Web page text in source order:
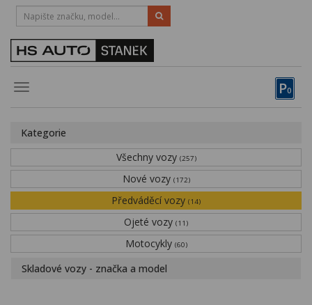
P0
Toggle
HOTLINE:
STRAKONICE-383 335 366
Obytné vozy
Financování
Novinky
Kategorie
Všechny vozy (257)
Nové vozy (172)
Předváděcí vozy (14)
Ojeté vozy (11)
Motocykly (60)
Skladové vozy - značka a model